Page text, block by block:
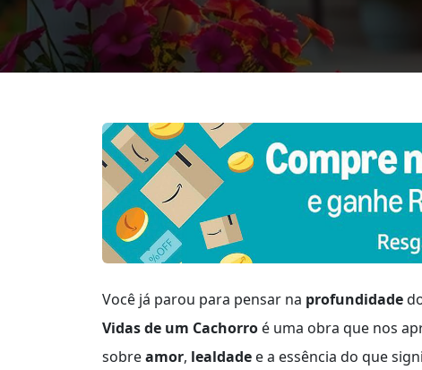
Você já parou para pensar na profundidade
Vidas de um Cachorro é uma obra que nos
sobreamor, lealdade e a essência do que